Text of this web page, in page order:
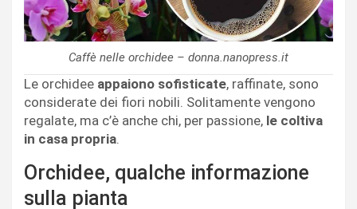
Caffè nelle orchidee – donna.nanopress.it
Le orchidee appaiono sofisticate, raffinate, sono
considerate dei fiori nobili. Solitamente vengono
regalate, ma c’è anche chi, per passione, le coltiva
in casa propria.
Orchidee, qualche informazione
sulla pianta